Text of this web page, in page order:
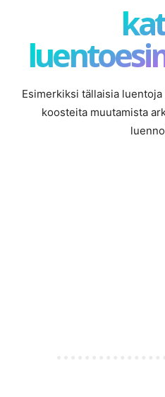
Esimerkiksi tällaisia
koosteita muutamista